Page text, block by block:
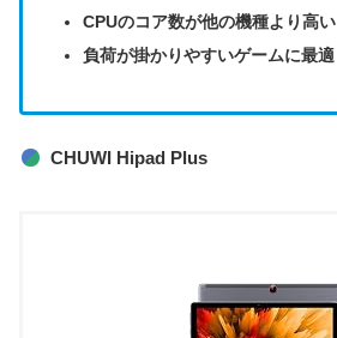
CPUのコア数が他の機種より高い
負荷が掛かりやすいゲームに最適
CHUWI Hipad Plus